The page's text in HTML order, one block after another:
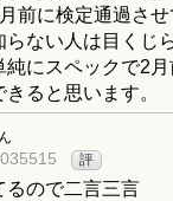
前に検定通過さ
らない人は目くじ
にスペックで2月
ると思います。
評
るので二言三言